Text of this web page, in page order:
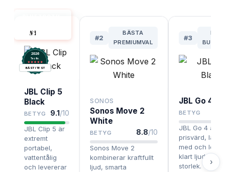
BÄST I TEST
#1
2026
Testix.
BÄST I TEST
JBL Clip 5
Black
BETYG 9.1/10
JBL Clip 5 är
extremt
portabel,
vattentålig
och levererar
#2
BÄSTA
PREMIUMVAL
SONOS
Sonos Move 2
White
BETYG 8.8/10
Sonos Move 2
kombinerar kraftfullt
ljud, smarta
#3
JBL Go 4
BETYG
JBL Go 4 är
prisvärd, lätt
med och
klart ljud för
storlek.
›